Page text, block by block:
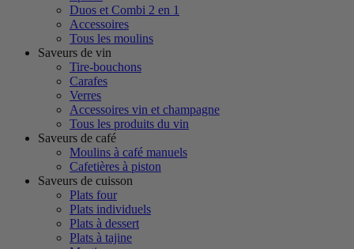
Duos et Combi 2 en 1
Accessoires
Tous les moulins
Saveurs de vin
Tire-bouchons
Carafes
Verres
Accessoires vin et champagne
Tous les produits du vin
Saveurs de café
Moulins à café manuels
Cafetières à piston
Saveurs de cuisson
Plats four
Plats individuels
Plats à dessert
Plats à tajine